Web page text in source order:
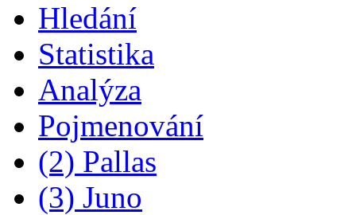
Hledání
Statistika
Analýza
Pojmenování
(2) Pallas
(3) Juno